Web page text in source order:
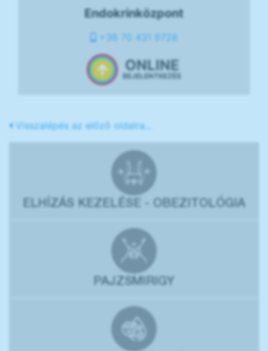
Endokrinközpont
+36 70 431 9728
ONLINE
BEJELENTKEZÉS
Visszalépés az előző oldalra...
ELHÍZÁS KEZELÉSE - OBEZITOLÓGIA
PAJZSMIRIGY